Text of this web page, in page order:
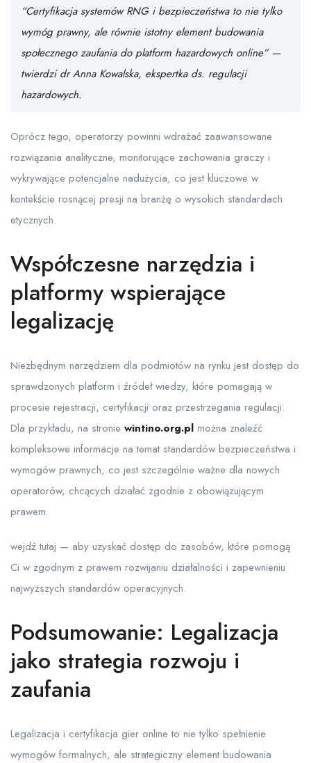
“Certyfikacja systemów RNG i bezpieczeństwa to nie tylko
wymóg prawny, ale równie istotny element budowania
społecznego zaufania do platform hazardowych online” —
twierdzi dr Anna Kowalska, ekspertka ds. regulacji
hazardowych.
Oprócz tego, operatorzy powinni wdrażać zaawansowane
rozwiązania analityczne, monitorujące zachowania graczy i
wykrywające potencjalne nadużycia, co jest kluczowe w
kontekście rosnącej presji na branżę o wysokich standardach
etycznych.
Współczesne narzędzia i
platformy wspierające
legalizację
Niezbędnym narzędziem dla podmiotów na rynku jest dostęp do
sprawdzonych platform i źródeł wiedzy, które pomagają w
procesie rejestracji, certyfikacji oraz przestrzegania regulacji.
Dla przykładu, na stronie wintino.org.pl można znaleźć
kompleksowe informacje na temat standardów bezpieczeństwa i
wymogów prawnych, co jest szczególnie ważne dla nowych
operatorów, chcących działać zgodnie z obowiązującym
prawem.
wejdź tutaj — aby uzyskać dostęp do zasobów, które pomogą
Ci w zgodnym z prawem rozwijaniu działalności i zapewnieniu
najwyższych standardów operacyjnych.
Podsumowanie: Legalizacja
jako strategia rozwoju i
zaufania
Legalizacja i certyfikacja gier online to nie tylko spełnienie
wymogów formalnych, ale strategiczny element budowania